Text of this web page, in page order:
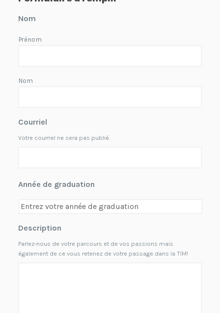
Nom
Prénom
Nom
Courriel
Votre courriel ne sera pas publié.
Année de graduation
Description
Parlez-nous de votre parcours et de vos passions mais
également de ce vous retenez de votre passage dans la TIM!